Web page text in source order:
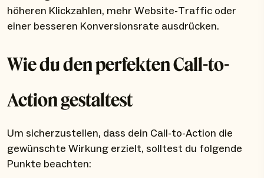
höheren Klickzahlen, mehr Website-Traffic oder
einer besseren Konversionsrate ausdrücken.
Wie du den perfekten Call-to-
Action gestaltest
Um sicherzustellen, dass dein Call-to-Action die
gewünschte Wirkung erzielt, solltest du folgende
Punkte beachten: